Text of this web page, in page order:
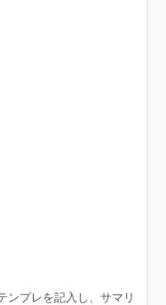
ンプレを記入し、サマリ